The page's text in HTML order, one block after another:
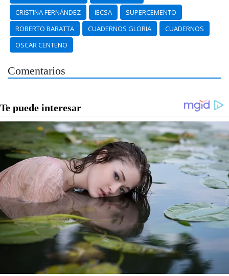
CRISTINA FERNÁNDEZ
IECSA
SUPERCEMENTO
ROBERTO BARATTA
CUADERNOS GLORIA
CUADERNOS
OSCAR CENTENO
Comentarios